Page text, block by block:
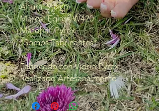
Altura: 9.5 cm
Marca: Eglass W420
Material: Pyrex
*Somos Fabricantes*
Fabricado con Vidrio Pyrex
Realizado Artesanalmente